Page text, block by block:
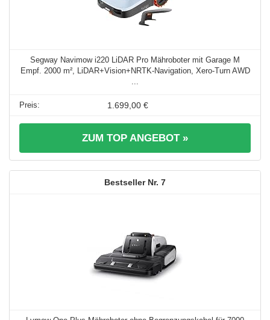
Segway Navimow i220 LiDAR Pro Mähroboter mit Garage M
Empf. 2000 m², LiDAR+Vision+NRTK-Navigation, Xero-Turn AWD
...
1.699,00 €
ZUM TOP ANGEBOT »
7